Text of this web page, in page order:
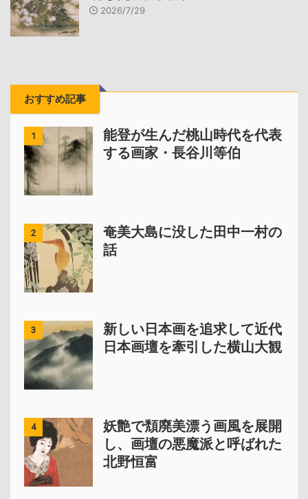
2026/7/29
おすすめ記事
1
能登が生んだ桃山時代を代表
する画家・長谷川等伯
2
奄美大島に没した田中一村の
話
3
新しい日本画を追求して近代
日本画壇を牽引した横山大観
4
妖艶で頽廃美漂う画風を展開
し、画壇の悪魔派と呼ばれた
北野恒富